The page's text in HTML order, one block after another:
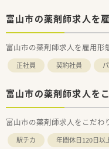
富山市の薬剤師求人を
富山市の薬剤師求人を雇用形
正社員 契約社員
富山市の薬剤師求人を
富山市の薬剤師求人をこだわ
駅チカ 年間休日120日以